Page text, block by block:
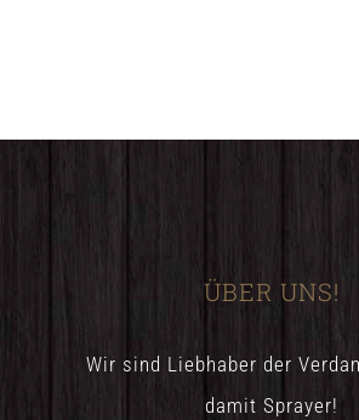
ÜBER UNS!
Wir sind Liebhaber der
damit Sprayer!